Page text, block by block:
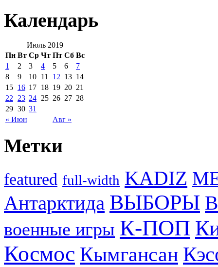
Календарь
Июль 2019
Пн Вт Ср Чт Пт Сб Вс
« Июн Авг »
1 2 3 4 5 6
7
8
9 10 11 12 13 14
15 16 17 18 19 20 21
22
23 24 25 26 27 28
29 30 31
Метки
featured full-width KADIZ
Антарктида ВЫБОРЫ
военные игры К-ПОП
Космос Кымгансан